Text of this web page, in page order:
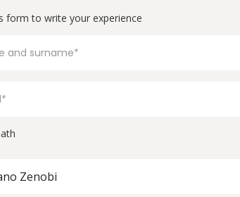
form to write your experience
Zenobi